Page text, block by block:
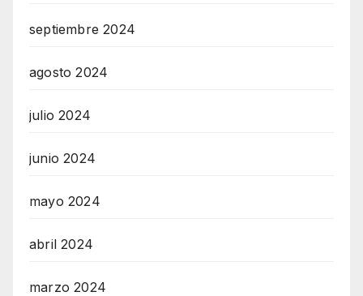
septiembre 2024
agosto 2024
julio 2024
junio 2024
mayo 2024
abril 2024
marzo 2024